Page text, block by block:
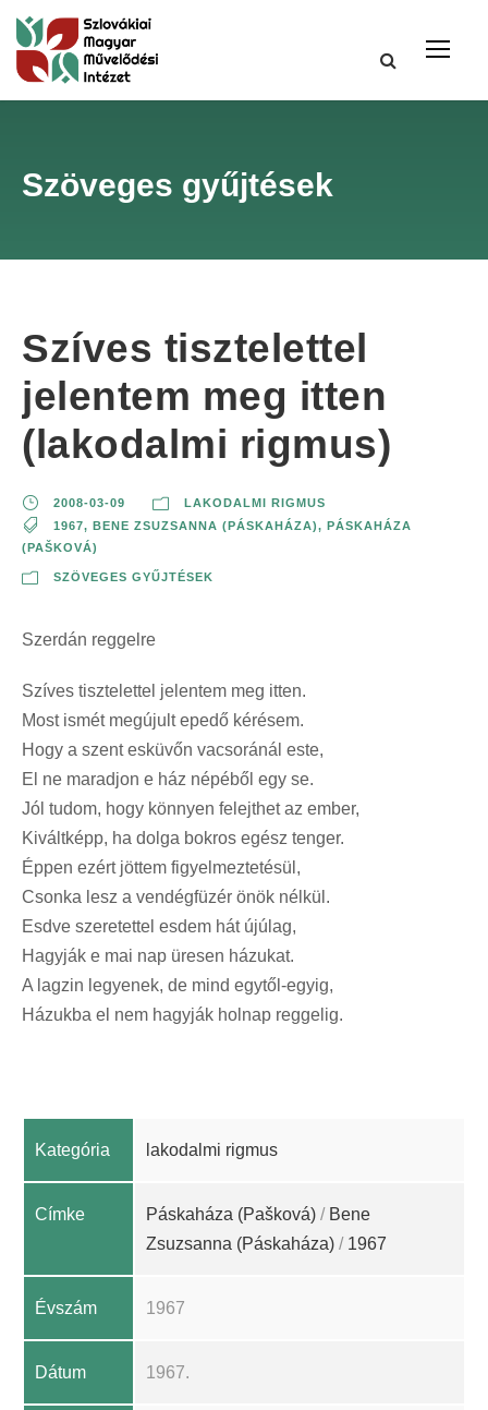
Szöveges gyűjtések
Szíves tisztelettel
jelentem meg itten
(lakodalmi rigmus)
2008-03-09
LAKODALMI RIGMUS
1967, BENE ZSUZSANNA (PÁSKAHÁZA), PÁSKAHÁZA
(PAŠKOVÁ)
SZÖVEGES GYŰJTÉSEK
Szerdán reggelre
Szíves tisztelettel jelentem meg itten.
Most ismét megújult epedő kérésem.
Hogy a szent esküvőn vacsoránál este,
El ne maradjon e ház népéből egy se.
Jól tudom, hogy könnyen felejthet az ember,
Kiváltképp, ha dolga bokros egész tenger.
Éppen ezért jöttem figyelmeztetésül,
Csonka lesz a vendégfüzér önök nélkül.
Esdve szeretettel esdem hát újúlag,
Hagyják e mai nap üresen házukat.
A lagzin legyenek, de mind egytől-egyig,
Házukba el nem hagyják holnap reggelig.
Kategória lakodalmi rigmus
Címke Páskaháza (Pašková) / Bene
Zsuzsanna (Páskaháza) / 1967
Évszám 1967
Dátum 1967.